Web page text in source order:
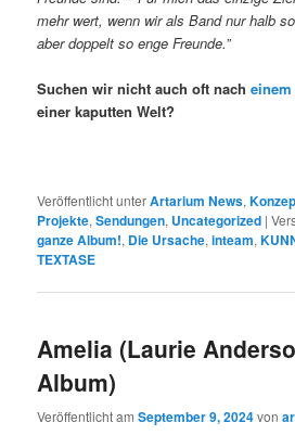
mehr wert, wenn wir als Band nur halb
aber doppelt so enge Freunde.”
Suchen wir nicht auch oft nacheinem
einer kaputten Welt?
Veröffentlicht unterArtarium News,
Projekte,Sendungen, Uncategorized |
ganze Album!, Die Ursache,inteam,
TEXTASE
Amelia (Laurie
Album)
Veröffentlicht amSeptember 9, 2024von